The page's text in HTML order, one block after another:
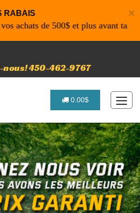
×
RABAIS
de 500$ et plus avant taxe.
nous! 450-462-9767
0.00$